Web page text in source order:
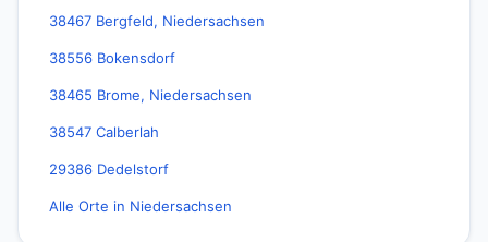
38467 Bergfeld, Niedersachsen
38556 Bokensdorf
38465 Brome, Niedersachsen
38547 Calberlah
29386 Dedelstorf
Alle Orte in Niedersachsen